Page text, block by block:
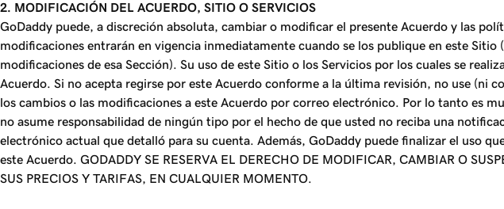
2. MODIFICACIÓN DEL ACUERDO, SITIO O SERVICIOS
GoDaddy puede, a discreción absoluta, cambiar o modificar el presente Acuerdo y las
modificaciones entrarán en vigencia inmediatamente cuando se los publique en este
modificaciones de esa Sección). Su uso de este Sitio o los Servicios por los cuales se
Acuerdo. Si no acepta regirse por este Acuerdo conforme a la última revisión, no use (ni
los cambios o las modificaciones a este Acuerdo por correo electrónico. Por lo tanto es
no asume responsabilidad de ningún tipo por el hecho de que usted no reciba una
electrónico actual que detalló para su cuenta. Además, GoDaddy puede finalizar el uso
este Acuerdo. GODADDY SE RESERVA EL DERECHO DE MODIFICAR, CAMBIAR O
SUS PRECIOS Y TARIFAS, EN CUALQUIER MOMENTO.